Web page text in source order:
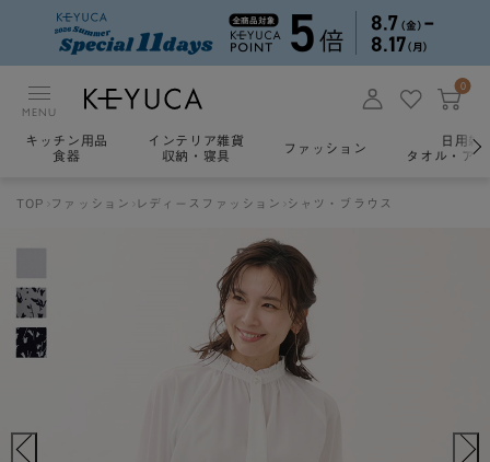
MENU
0
キッチン用品
食器
インテリア雑貨
収納・寝具
ファッション
日用雑
タオル・ア
TOP ファッション レディースファッション シャツ・ブラウス